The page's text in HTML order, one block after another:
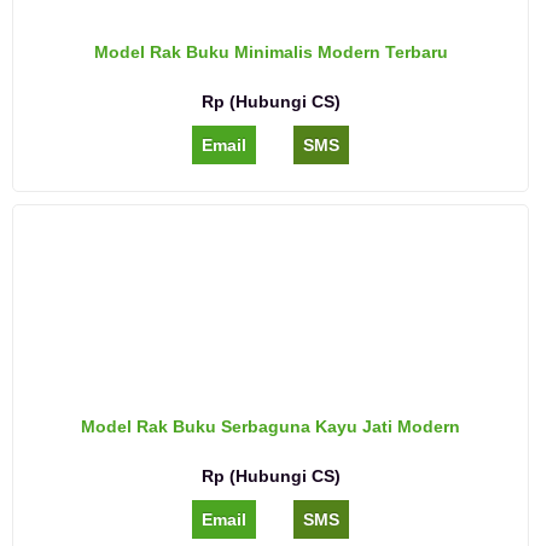
Model Rak Buku Minimalis Modern Terbaru
Rp (Hubungi CS)
Email SMS
Model Rak Buku Serbaguna Kayu Jati Modern
Rp (Hubungi CS)
Email SMS